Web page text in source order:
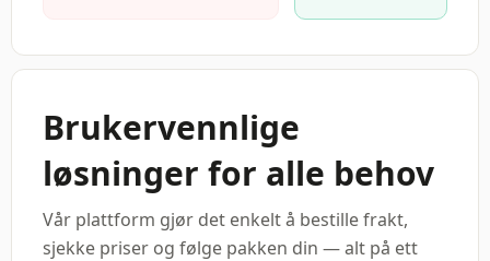
Brukervennlige
løsninger for alle behov
Vår plattform gjør det enkelt å bestille frakt,
sjekke priser og følge pakken din — alt på ett